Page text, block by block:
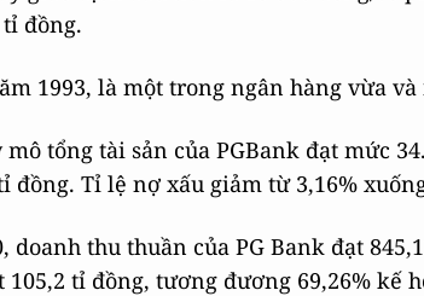
đồng.
1993, là một trong ngân hàng vừa
tổng tài sản của PGBank đạt mức
đồng. Tỉ lệ nợ xấu giảm từ 3,16%
doanh thu thuần của PG Bank đạt
tỉ đồng, tương đương 69,26% kế